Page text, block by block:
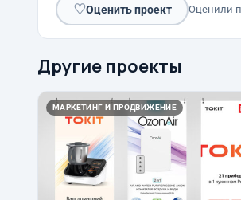
♡Оценить проект Оценили
Другие проекты
МАРКЕТИНГ И ПРОДВИЖЕНИЕ